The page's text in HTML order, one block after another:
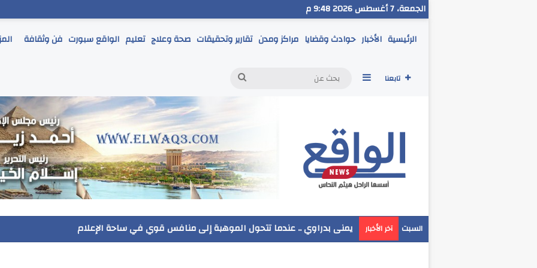
الجمعة، 7 أغسطس 2026 9:48 م
الرئيسية الأخبار حوادث وقضايا مراكز ومدن تقارير وتحقيقات صحة وعلاج تعليم الواقع سبورت فن وثقافة
تابعنا إضافة عمود جانبي
بحث
السبت آخر الأخبار مدير تعليم البحر الاحمر يتابع انطلاق امتحانات الشهادة الإعدادية ويؤكد: الانضباط